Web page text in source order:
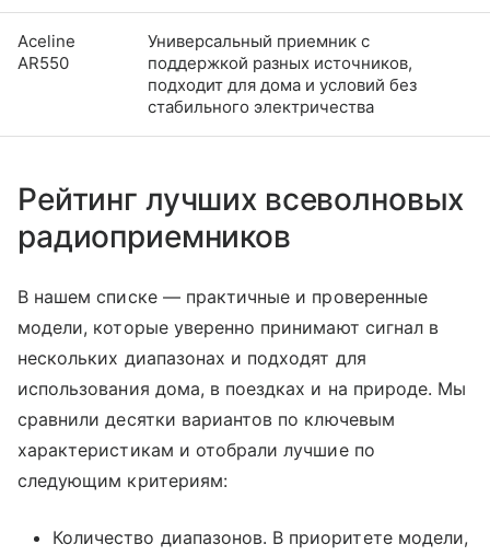
Aceline
AR550
Универсальный приемник с
поддержкой разных источников,
подходит для дома и условий без
стабильного электричества
Рейтинг лучших всеволновых
радиоприемников
В нашем списке — практичные и проверенные
модели, которые уверенно принимают сигнал в
нескольких диапазонах и подходят для
использования дома, в поездках и на природе. Мы
сравнили десятки вариантов по ключевым
характеристикам и отобрали лучшие по
следующим критериям:
Количество диапазонов. В приоритете модели,